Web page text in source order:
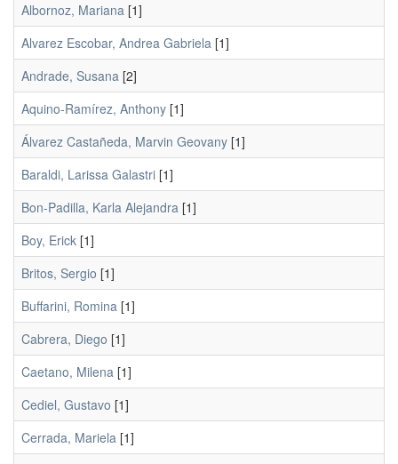
Albornoz, Mariana [1]
Alvarez Escobar, Andrea Gabriela [1]
Andrade, Susana [2]
Aquino-Ramírez, Anthony [1]
Álvarez Castañeda, Marvin Geovany [1]
Baraldi, Larissa Galastri [1]
Bon-Padilla, Karla Alejandra [1]
Boy, Erick [1]
Britos, Sergio [1]
Buffarini, Romina [1]
Cabrera, Diego [1]
Caetano, Milena [1]
Cediel, Gustavo [1]
Cerrada, Mariela [1]